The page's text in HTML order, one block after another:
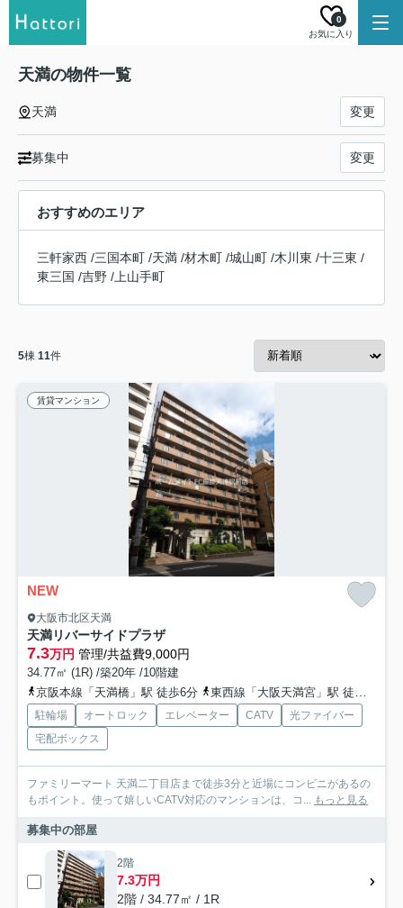
お気に入り
0
天満の物件一覧
天満 変更
募集中 変更
おすすめのエリア
三軒家西 /三国本町 /天満 /材木町 /城山町 /木川東 /十三東 /
東三国 /吉野 / 上山手町
5棟 11件
賃貸マンション
NEW
大阪市北区天満
天満リバーサイドプラザ
7.3万円 管理/共益費9,000円
34.77㎡ (1R) /築20年 /10階建
京阪本線「天満橋」駅 徒歩6分
東西線「大阪天満宮」駅 徒歩10分
駐輪場 オートロック エレベーター CATV
光ファイバー
宅配ボックス
ファミリーマート 天満二丁目店まで徒歩3分と近場にコンビニがあるの
もポイント。使って嬉しいCATV対応のマンションは、コ... もっと見る
募集中の部屋
2階
7.3万円
2階 / 34.77㎡ / 1R